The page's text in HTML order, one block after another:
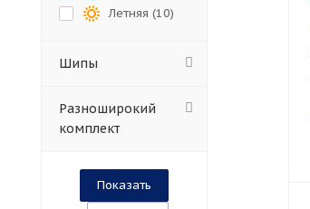
Летняя (10)
Шипы
Разноширокий
комплект